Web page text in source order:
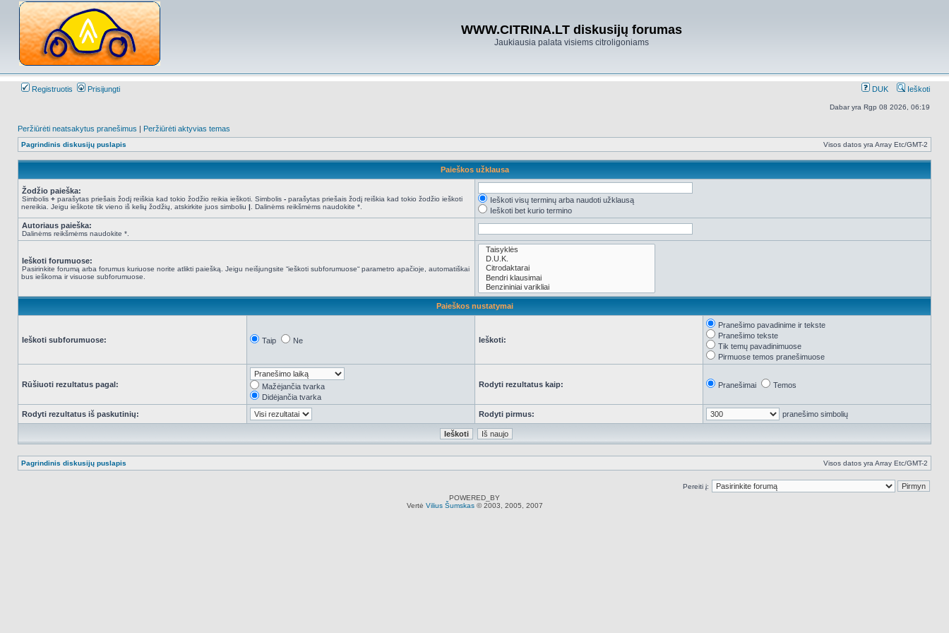
WWW.CITRINA.LT diskusijų forumas
Jaukiausia palata visiems citroligoniams
Registruotis Prisijungti DUK Ieškoti
Dabar yra Rgp 08 2026, 06:19
Peržiūrėti neatsakytus pranešimus | Peržiūrėti aktyvias temas
Pagrindinis diskusijų puslapis Visos datos yra Array Etc/GMT-2
Paieškos užklausa
Žodžio paieška:
Simbolis + parašytas priešais žodį reiškia kad tokio žodžio reikia ieškoti. Simbolis - parašytas priešais žodį reiškia kad tokio žodžio ieškoti
nereikia. Jeigu ieškote tik vieno iš kelių žodžių, atskirkite juos simboliu | . Dalinėms reikšmėms naudokite *.
Ieškoti visų terminų arba naudoti užklausą
Ieškoti bet kurio termino
Autoriaus paieška:
Dalinėms reikšmėms naudokite *.
Ieškoti forumuose:
Pasirinkite forumą arba forumus kuriuose norite atlikti paiešką. Jeigu neišjungsite “ieškoti subforumuose“ parametro apačioje, automatiškai
bus ieškoma ir visuose subforumuose.
Paieškos nustatymai
Ieškoti subforumuose: Taip Ne Ieškoti:
Pranešimo pavadinime ir tekste
Pranešimo tekste
Tik temų pavadinimuose
Pirmuose temos pranešimuose
Rūšiuoti rezultatus pagal:
Mažėjančia tvarka
Didėjančia tvarka
Rodyti rezultatus kaip: Pranešimai Temos
Rodyti rezultatus iš paskutinių: Rodyti pirmus: pranešimo simbolių
Pagrindinis diskusijų puslapis Visos datos yra Array Etc/GMT-2
Pereiti į:
POWERED_BY
Vertė Vilius Šumskas© 2003, 2005, 2007